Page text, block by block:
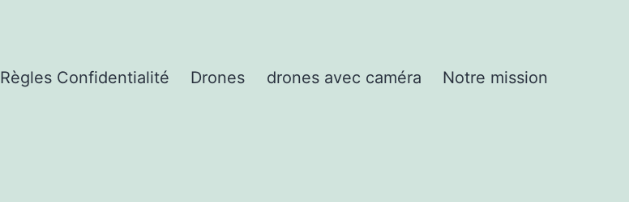
Règles Confidentialité Drones drones avec caméra Notre mission